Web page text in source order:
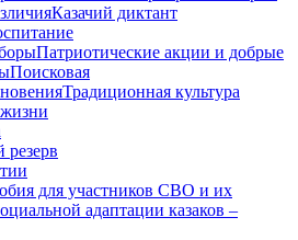
Казачий диктант
Патриотические акции и добрые
Поисковая
Традиционная культура
для участников СВО и их
адаптации казаков –